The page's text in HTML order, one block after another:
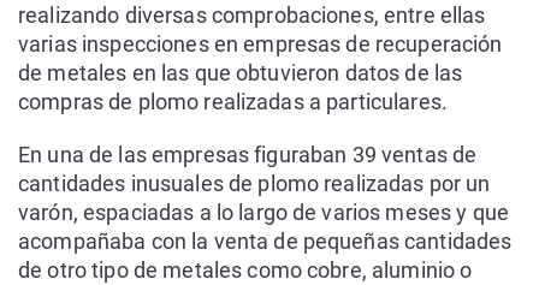
realizando diversas comprobaciones, entre ellas
varias inspecciones en empresas de recuperación
de metales en las que obtuvieron datos de las
compras de plomo realizadas a particulares.
En una de las empresas figuraban 39 ventas de
cantidades inusuales de plomo realizadas por un
varón, espaciadas a lo largo de varios meses y que
acompañaba con la venta de pequeñas cantidades
de otro tipo de metales como cobre, aluminio o